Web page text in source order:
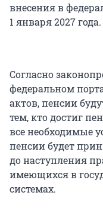
внесения в
1 января 2027 года.
Согласно
федеральном
актов, пенсии
тем, кто достиг
все необходимые
пенсии будет
до наступления
имеющихся в
системах.